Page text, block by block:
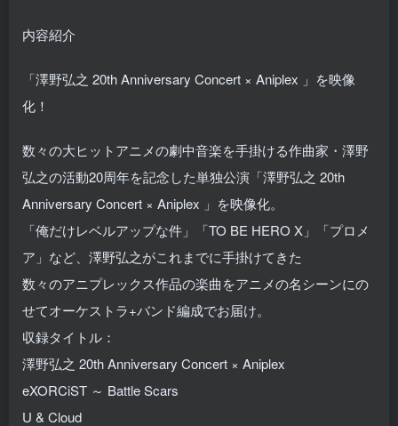
内容紹介
「澤野弘之 20th Anniversary Concert × Aniplex 」を映像
化！
数々の大ヒットアニメの劇中音楽を手掛ける作曲家・澤野
弘之の活動20周年を記念した単独公演「澤野弘之 20th
Anniversary Concert × Aniplex 」を映像化。
「俺だけレベルアップな件」「TO BE HERO X」「プロメ
ア」など、澤野弘之がこれまでに手掛けてきた
数々のアニプレックス作品の楽曲をアニメの名シーンにの
せてオーケストラ+バンド編成でお届け。
収録タイトル：
澤野弘之 20th Anniversary Concert × Aniplex
eXORCiST ～ Battle Scars
U & Cloud